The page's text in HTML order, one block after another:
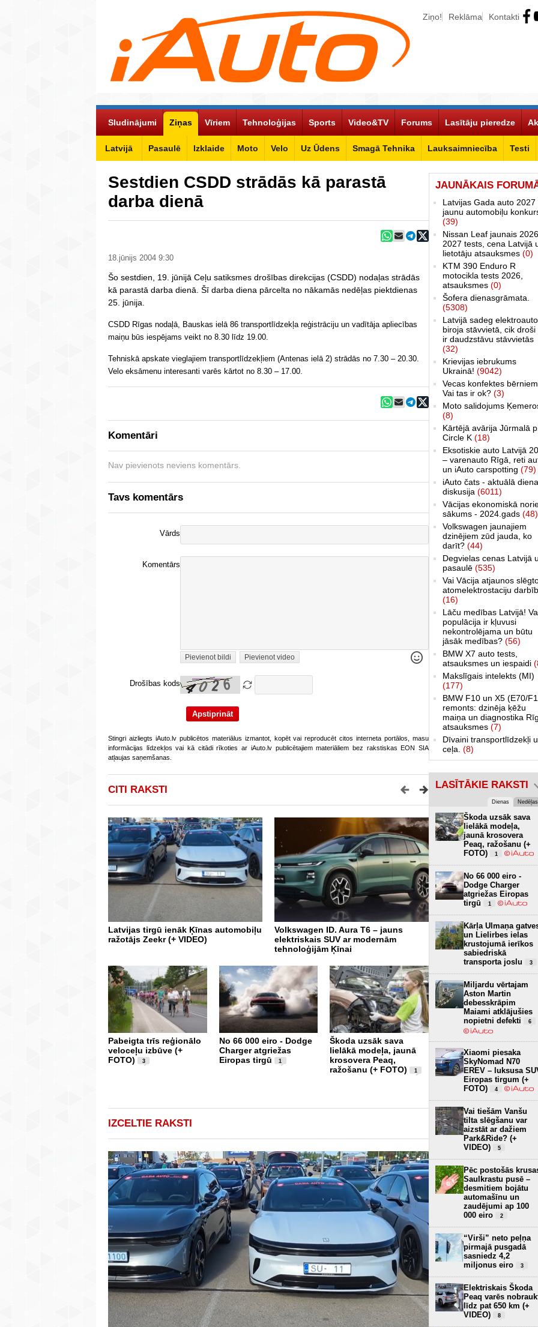
Ziņo! Reklāma Kontakti
Sludinājumi Ziņas
Latvijā Pasaulē Izklaide Moto Velo Uz Ūdens Smagā Tehnika Lauksaimniecība Testi
Vīriem Tehnoloģijas Sports Video&TV Forums Lasītāju pieredze
Sestdien CSDD strādās kā parastā
darba dienā
18.jūnijs 2004 9:30
Šo sestdien, 19. jūnijā Ceļu satiksmes drošības direkcijas (CSDD) nodaļas strādās
kā parastā darba dienā. Šī darba diena pārcelta no nākamās nedēļas piektdienas
25. jūnija.
CSDD Rīgas nodaļā, Bauskas ielā 86 transportlīdzekļa reģistrāciju un vadītāja apliecības
maiņu būs iespējams veikt no 8.30 līdz 19.00.
Tehniskā apskate vieglajiem transportlīdzekļiem (Antenas ielā 2) strādās no 7.30 – 20.30.
Velo eksāmenu interesanti varēs kārtot no 8.30 – 17.00.
Komentāri
Nav pievienots neviens komentārs.
Tavs komentārs
Vārds
Komentārs
Pievienot bildi Pievienot video
Drošības kods
Stingri aizliegts iAuto.lv publicētos materiālus izmantot, kopēt vai reproducēt citos interneta portālos, masu
informācijas līdzekļos vai kā citādi rīkoties ar iAuto.lv publicētajiem materiāliem bez rakstiskas EON SIA
atļaujas saņemšanas.
CITI RAKSTI
Latvijas tirgū ienāk Ķīnas automobiļu
ražotājs Zeekr (+ VIDEO)
Volkswagen ID. Aura T6 – jauns
elektriskais SUV ar modernām
tehnoloģijām Ķīnai
Pabeigta trīs reģionālo
veloceļu izbūve (+
FOTO)
3
No 66 000 eiro - Dodge
Charger atgriežas
Eiropas tirgū
1
Škoda uzsāk sava
lielākā modeļa, jaunā
krosovera Peaq,
ražošanu (+ FOTO)
1
Fotogalerija: Jaunais
Uncharted (+FOTO)
3
Arī Mercedes atgriezīs
fiziskās pogas, tomēr
ekrāni dominēs
6
IZCELTIE RAKSTI
JAUNĀKAIS
Latvijas Gada auto 2027
jaunu automobiļu
(39)
Nissan Leaf jaunais
2027 tests, cena Latvijā
lietotāju atsauksmes (0)
KTM 390 Enduro R
motocikla tests 2026,
atsauksmes (0)
Šofera dienasgrāmata.
(5308)
Latvijā sadeg elektroauto
biroja stāvvietā, cik droši
ir daudzstāvu stāvvietās
(32)
Krievijas iebrukums
Ukrainā! (9042)
Vecas konfektes
Vai tas ir ok? (3)
Moto salidojums
(8)
Kārtējā avārija Jūrmalā
Circle K (18)
Eksotiskie auto Latvijā
– varenauto Rīgā, reti
un iAuto carspotting (79)
iAuto čats - aktuālā
diskusija (6011)
Vācijas ekonomiskā
sākums - 2024.gads (48)
Volkswagen jaunajiem
dzinējiem zūd jauda, ko
darīt? (44)
Degvielas cenas Latvijā
pasaulē (535)
Vai Vācija atjaunos
atomelektrostaciju
(16)
Lāču medības Latvijā!
populācija ir kļuvusi
nekontrolējama un būtu
jāsāk medības? (56)
BMW X7 auto tests,
atsauksmes un iespaidi
Makslīgais intelekts (MI)
(177)
BMW F10 un X5 (E70/
remonts: dzinēja ķēžu
maiņa un diagnostika
atsauksmes (7)
Dīvaini transportlīdzekļi
ceļa. (8)
LASĪTĀKIE RAKSTI
Dienas Nedēļas
Škoda uzsāk sava
lielākā modeļa,
jaunā krosovera
Peaq, ražošanu (+
FOTO)
1
No 66 000 eiro -
Dodge Charger
atgriežas Eiropas
tirgū
1
Kārļa Ulmaņa
un Lielirbes ielas
krustojumā ierīkos
sabiedriskā
transporta joslu
3
Miljardu vērtajam
Aston Martin
debesskrāpim
Maiami atklājušies
nopietni defekti
6
Xiaomi piesaka
SkyNomad N70
EREV – luksusa
Eiropas tirgum (+
FOTO)
4
Vai tiešām Vanšu
tilta slēgšanu var
aizstāt ar dažiem
Park&Ride? (+
VIDEO)
5
Pēc postošās
Saulkrastu pusē –
desmitiem bojātu
automašīnu un
zaudējumi ap 100
000 eiro
2
“Virši” neto peļņa
pirmajā pusgadā
sasniedz 4,2
miljonus eiro
3
Elektriskais Škoda
Peaq varēs
līdz pat 650 km (+
VIDEO)
8